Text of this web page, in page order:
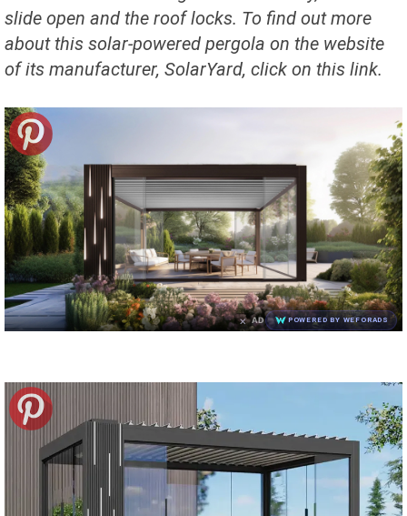
slide open and the roof locks. To find out more
about this solar-powered pergola on the website
of its manufacturer, SolarYard, click on this link.
× AD POWERED BY WEFORADS